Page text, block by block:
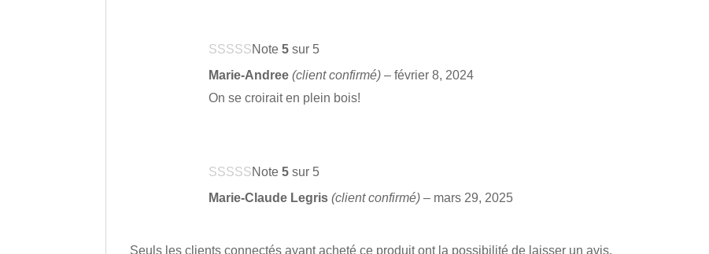
Note5 sur 5
Marie-Andree(client confirmé) – février 8, 2024
On se croirait en plein bois!
Note5 sur 5
Marie-Claude Legris(client confirmé) – mars 29, 2025
Seuls les clients connectés ayant acheté ce produit ont la possibilité de laisser un avis.